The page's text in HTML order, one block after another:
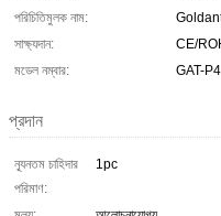
পরিচিতিমুলক নাম:
সাক্ষ্যদান:
CE/
মডেল নম্বার:
GAT-P4
প্রদান
ন্যূনতম চাহিদার
পরিমাণ:
1pc